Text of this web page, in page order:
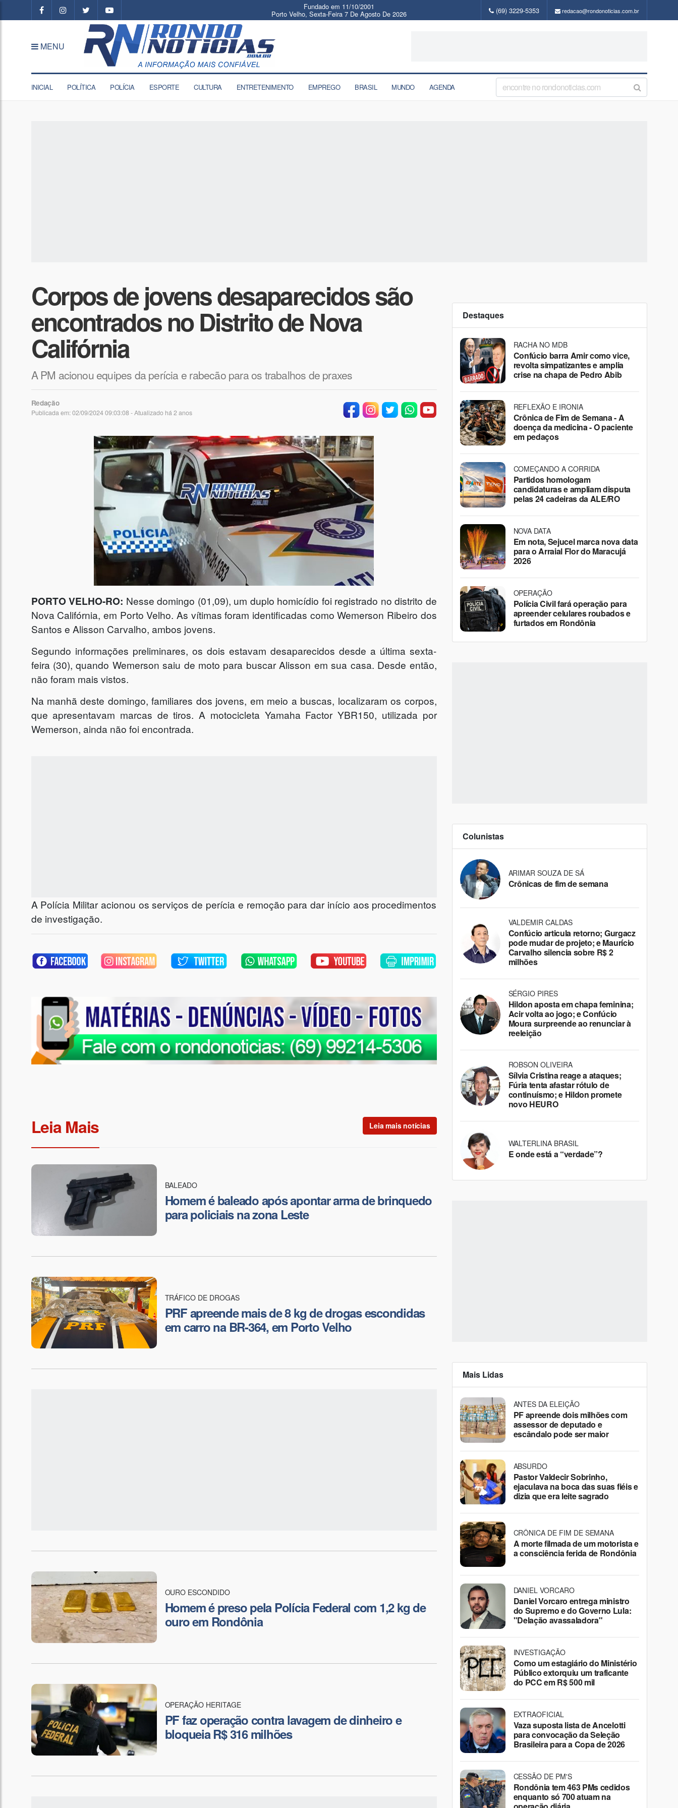
Fundado em 11/10/2001
Porto Velho, Sexta-Feira 7 De Agosto De 2026 (69) 3229-5353 redacao@rondonoticias.com.br
MENU
INICIAL POLÍTICA POLÍCIA ESPORTE CULTURA ENTRETENIMENTO EMPREGO BRASIL MUNDO AGENDA
Corpos de jovens desaparecidos são
encontrados no Distrito de Nova
Califórnia
A PM acionou equipes da perícia e rabecão para os trabalhos de praxes
Redação
Publicada em: 02/09/2024 09:03:08 - Atualizado há 2 anos
PORTO VELHO-RO: Nesse domingo (01,09), um duplo homicídio foi registrado no distrito de
Nova Califórnia, em Porto Velho. As vítimas foram identificadas como Wemerson Ribeiro dos
Santos e Alisson Carvalho, ambos jovens.
Segundo informações preliminares, os dois estavam desaparecidos desde a última sexta-
feira (30), quando Wemerson saiu de moto para buscar Alisson em sua casa. Desde então,
não foram mais vistos.
Na manhã deste domingo, familiares dos jovens, em meio a buscas, localizaram os corpos,
que apresentavam marcas de tiros. A motocicleta Yamaha Factor YBR150, utilizada por
Wemerson, ainda não foi encontrada.
A Polícia Militar acionou os serviços de perícia e remoção para dar início aos procedimentos
de investigação.
Leia Mais Leia mais notícias
BALEADO
Homem é baleado após apontar arma de brinquedo
para policiais na zona Leste
TRÁFICO DE DROGAS
PRF apreende mais de 8 kg de drogas escondidas
em carro na BR-364, em Porto Velho
OURO ESCONDIDO
Homem é preso pela Polícia Federal com 1,2 kg de
ouro em Rondônia
OPERAÇÃO HERITAGE
PF faz operação contra lavagem de dinheiro e
bloqueia R$ 316 milhões
Destaques
RACHA NO MDB
Confúcio barra Amir como vice,
revolta simpatizantes e amplia
crise na chapa de Pedro Abib
REFLEXÃO E IRONIA
Crônica de Fim de Semana - A
doença da medicina - O paciente
em pedaços
COMEÇANDO A CORRIDA
Partidos homologam
candidaturas e ampliam disputa
pelas 24 cadeiras da ALE/RO
NOVA DATA
Em nota, Sejucel marca nova data
para o Arraial Flor do Maracujá
2026
OPERAÇÃO
Polícia Civil fará operação para
apreender celulares roubados e
furtados em Rondônia
Colunistas
ARIMAR SOUZA DE SÁ
Crônicas de fim de semana
VALDEMIR CALDAS
Confúcio articula retorno; Gurgacz
pode mudar de projeto; e Maurício
Carvalho silencia sobre R$ 2
milhões
SÉRGIO PIRES
Hildon aposta em chapa feminina;
Acir volta ao jogo; e Confúcio
Moura surpreende ao renunciar à
reeleição
ROBSON OLIVEIRA
Sílvia Cristina reage a ataques;
Fúria tenta afastar rótulo de
continuísmo; e Hildon promete
novo HEURO
WALTERLINA BRASIL
E onde está a “verdade”?
Mais Lidas
ANTES DA ELEIÇÃO
PF apreende dois milhões com
assessor de deputado e
escândalo pode ser maior
ABSURDO
Pastor Valdecir Sobrinho,
ejaculava na boca das suas fiéis e
dizia que era leite sagrado
CRÔNICA DE FIM DE SEMANA
A morte filmada de um motorista e
a consciência ferida de Rondônia
DANIEL VORCARO
Daniel Vorcaro entrega ministro
do Supremo e do Governo Lula:
"Delação avassaladora"
INVESTIGAÇÃO
Como um estagiário do Ministério
Público extorquiu um traficante
do PCC em R$ 500 mil
EXTRAOFICIAL
Vaza suposta lista de Ancelotti
para convocação da Seleção
Brasileira para a Copa de 2026
CESSÃO DE PM'S
Rondônia tem 463 PMs cedidos
enquanto só 700 atuam na